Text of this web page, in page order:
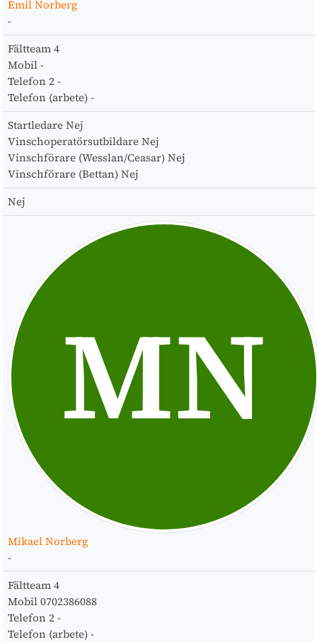
Emil Norberg
-
Fältteam 4
Mobil -
Telefon 2 -
Telefon (arbete) -
Startledare Nej
Vinschoperatörsutbildare Nej
Vinschförare (Wesslan/Ceasar) Nej
Vinschförare (Bettan) Nej
Nej
MN
Mikael Norberg
-
Fältteam 4
Mobil 0702386088
Telefon 2 -
Telefon (arbete) -